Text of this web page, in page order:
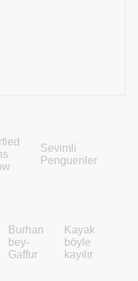
Sevimli
Penguenler
Burhan
bey-
Gaffur
Kayak
böyle
kayılır